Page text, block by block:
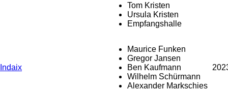
Tom Kristen
Ursula Kristen
Empfangshalle
Indaix
Maurice Funken
Gregor Jansen
Ben Kaufmann
Wilhelm Schürmann
Alexander Markschies